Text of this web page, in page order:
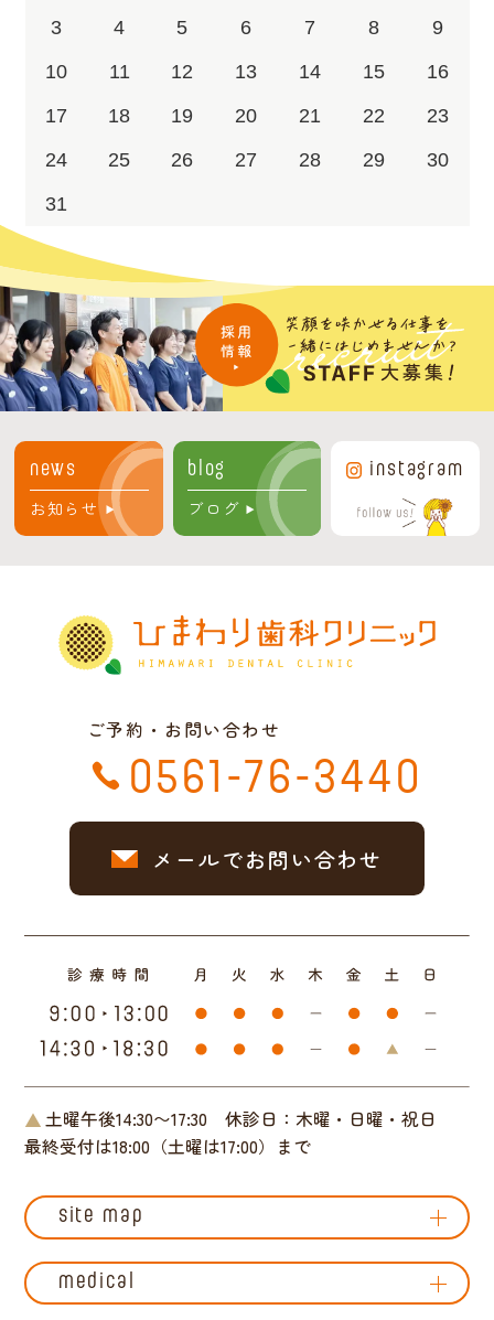
3 4 5 6 7 8
9
10
11 12 13 14 15
16
17
18 19 20 21 22
23
24
25 26 27 28 29
30
31
news
お知らせ
blog
ブログ
instagram
ご予約・お問い合わせ
0561-76-3440
メールでお問い合わせ
土曜午後14:30〜17:30
休診日：木曜・日曜・祝日
最終受付は18:00（土曜は17:00）まで
site map
medical